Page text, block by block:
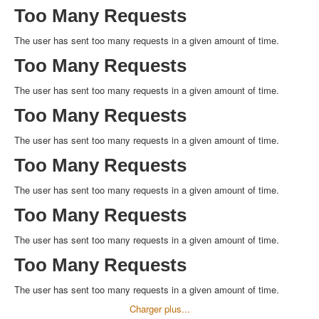
Too Many Requests
The user has sent too many requests in a given amount of time.
Too Many Requests
The user has sent too many requests in a given amount of time.
Too Many Requests
The user has sent too many requests in a given amount of time.
Too Many Requests
The user has sent too many requests in a given amount of time.
Too Many Requests
The user has sent too many requests in a given amount of time.
Too Many Requests
The user has sent too many requests in a given amount of time.